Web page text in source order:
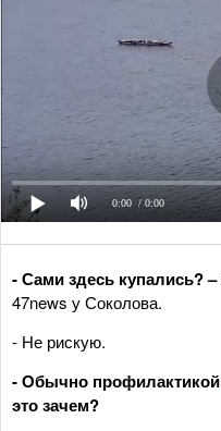
0:00 / 0:00
- Сами здесь купались? –
47news у Соколова.
- Не рискую.
- Обычно профилактикой
это зачем?